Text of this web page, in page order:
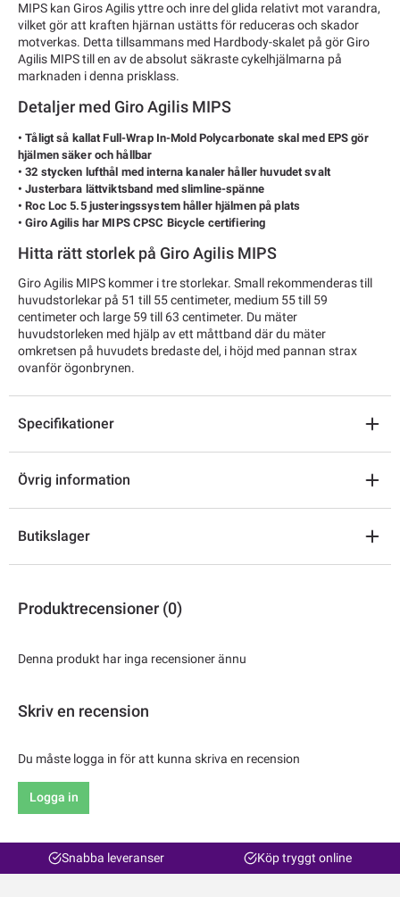
MIPS kan Giros Agilis yttre och inre del glida relativt mot varandra,
vilket gör att kraften hjärnan ustätts för reduceras och skador
motverkas. Detta tillsammans med Hardbody-skalet på gör Giro
Agilis MIPS till en av de absolut säkraste cykelhjälmarna på
marknaden i denna prisklass.
Detaljer med Giro Agilis MIPS
• Tåligt så kallat Full-Wrap In-Mold Polycarbonate skal med EPS gör
hjälmen säker och hållbar
• 32 stycken lufthål med interna kanaler håller huvudet svalt
• Justerbara lättviktsband med slimline-spänne
• Roc Loc 5.5 justeringssystem håller hjälmen på plats
• Giro Agilis har MIPS CPSC Bicycle certifiering
Hitta rätt storlek på Giro Agilis MIPS
Giro Agilis MIPS kommer i tre storlekar. Small rekommenderas till
huvudstorlekar på 51 till 55 centimeter, medium 55 till 59
centimeter och large 59 till 63 centimeter. Du mäter
huvudstorleken med hjälp av ett måttband där du mäter
omkretsen på huvudets bredaste del, i höjd med pannan strax
ovanför ögonbrynen.
Specifikationer
Övrig information
Butikslager
Produktrecensioner (0)
Denna produkt har inga recensioner ännu
Skriv en recension
Du måste logga in för att kunna skriva en recension
Logga in
Snabba leveranser Köp tryggt online